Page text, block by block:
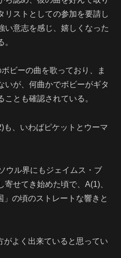
リストとしての参加を要請し
い意志を感じ、嬉しくなった
ビーの曲を歌っており、ま
いが、何曲かでボビーがギタ
ことも確認されている。
も、いわばピケットとウーマ
ウル界にもジェイムス・ブ
せてき始めた頃で、A(1)、
」の頃のストレートな響きと
がよく出来ていると思ってい